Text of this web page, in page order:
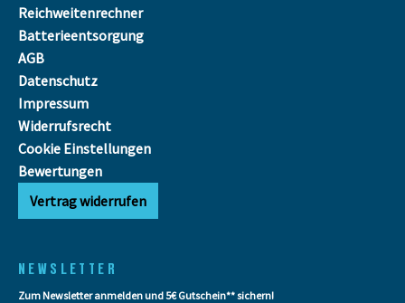
Reichweitenrechner
Batterieentsorgung
AGB
Datenschutz
Impressum
Widerrufsrecht
Cookie Einstellungen
Bewertungen
Vertrag widerrufen
NEWSLETTER
Zum Newsletter anmelden und 5€ Gutschein** sichern!